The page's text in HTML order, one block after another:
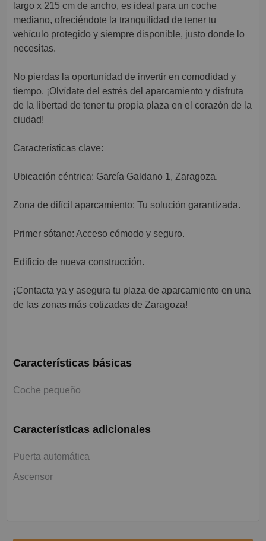
largo x 215 cm de ancho, es ideal para un coche
mediano, ofreciéndote la tranquilidad de tener tu
vehículo protegido y siempre disponible, justo donde lo
necesitas.
No pierdas la oportunidad de invertir en comodidad y
tiempo. ¡Olvídate del estrés del aparcamiento y disfruta
de la libertad de tener tu propia plaza en el corazón de la
ciudad!
Características clave:
Ubicación céntrica: García Galdano 1, Zaragoza.
Zona de difícil aparcamiento: Tu solución garantizada.
Primer sótano: Acceso cómodo y seguro.
Edificio de nueva construcción.
¡Contacta ya y asegura tu plaza de aparcamiento en una
de las zonas más cotizadas de Zaragoza!
Características básicas
Coche pequeño
Características adicionales
Puerta automática
Ascensor